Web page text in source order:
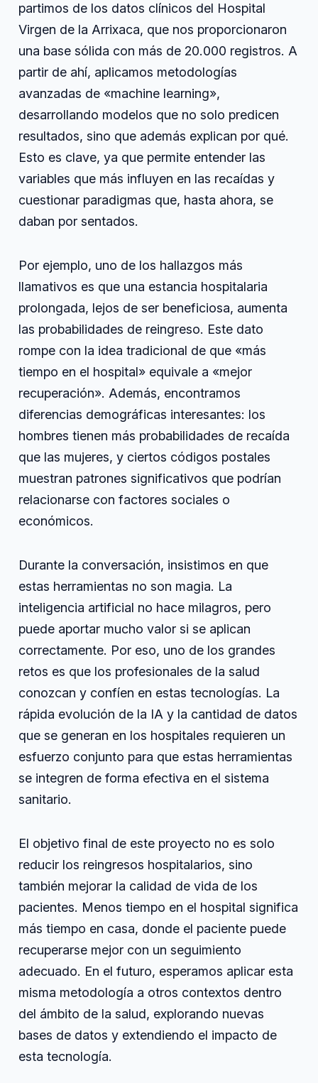
partimos de los datos clínicos del Hospital
Virgen de la Arrixaca, que nos proporcionaron
una base sólida con más de 20.000 registros. A
partir de ahí, aplicamos metodologías
avanzadas de «machine learning»,
desarrollando modelos que no solo predicen
resultados, sino que además explican por qué.
Esto es clave, ya que permite entender las
variables que más influyen en las recaídas y
cuestionar paradigmas que, hasta ahora, se
daban por sentados.
Por ejemplo, uno de los hallazgos más
llamativos es que una estancia hospitalaria
prolongada, lejos de ser beneficiosa, aumenta
las probabilidades de reingreso. Este dato
rompe con la idea tradicional de que «más
tiempo en el hospital» equivale a «mejor
recuperación». Además, encontramos
diferencias demográficas interesantes: los
hombres tienen más probabilidades de recaída
que las mujeres, y ciertos códigos postales
muestran patrones significativos que podrían
relacionarse con factores sociales o
económicos.
Durante la conversación, insistimos en que
estas herramientas no son magia. La
inteligencia artificial no hace milagros, pero
puede aportar mucho valor si se aplican
correctamente. Por eso, uno de los grandes
retos es que los profesionales de la salud
conozcan y confíen en estas tecnologías. La
rápida evolución de la IA y la cantidad de datos
que se generan en los hospitales requieren un
esfuerzo conjunto para que estas herramientas
se integren de forma efectiva en el sistema
sanitario.
El objetivo final de este proyecto no es solo
reducir los reingresos hospitalarios, sino
también mejorar la calidad de vida de los
pacientes. Menos tiempo en el hospital significa
más tiempo en casa, donde el paciente puede
recuperarse mejor con un seguimiento
adecuado. En el futuro, esperamos aplicar esta
misma metodología a otros contextos dentro
del ámbito de la salud, explorando nuevas
bases de datos y extendiendo el impacto de
esta tecnología.